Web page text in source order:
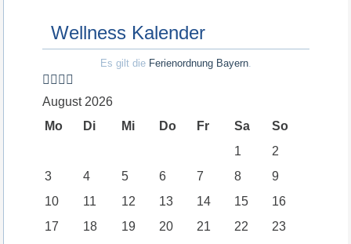
Wellness Kalender
Es gilt die Ferienordnung Bayern.
August 2026
Mo
Di Mi Do Fr Sa
So
1
2
3
4 5 6 7 8
9
10
11 12 13 14 15
16
17
18 19 20 21 22
23